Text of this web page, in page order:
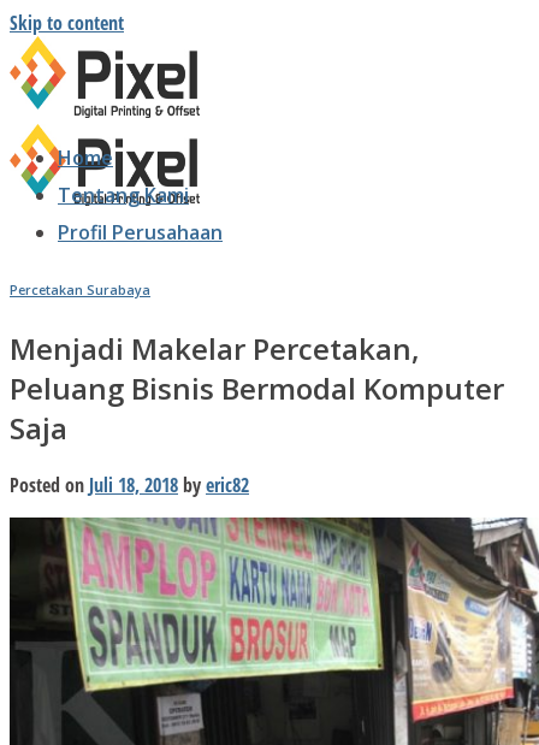
Skip to content
Home
Tentang Kami
Profil Perusahaan
Percetakan Surabaya
Menjadi Makelar Percetakan,
Peluang Bisnis Bermodal Komputer
Saja
Posted on Juli 18, 2018 byeric82